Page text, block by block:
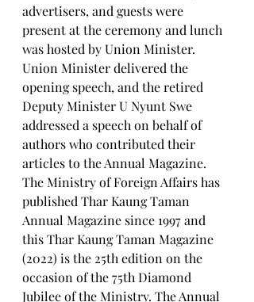
advertisers, and guests were
present at the ceremony and lunch
was hosted by Union Minister.
Union Minister delivered the
opening speech, and the retired
Deputy Minister U Nyunt Swe
addressed a speech on behalf of
authors who contributed their
articles to the Annual Magazine.
The Ministry of Foreign Affairs has
published Thar Kaung Taman
Annual Magazine since 1997 and
this Thar Kaung Taman Magazine
(2022) is the 25th edition on the
occasion of the 75th Diamond
Jubilee of the Ministry. The Annual